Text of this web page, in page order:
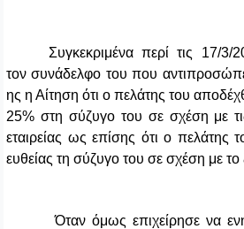
Συγκεκριμένα περί τις
17/3/
τον συνάδελφο του που
ης η Αίτηση ότι ο πελάτης του
25% στη σύζυγο του σε σχέση με
εταιρείας ως επίσης ότι ο πελάτης
ευθείας τη σύζυγο του σε σχέση με το
Όταν όμως επιχείρησε να